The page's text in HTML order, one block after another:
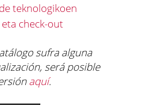
teknologikoen
check-out
sufra alguna
será posible
aquí.